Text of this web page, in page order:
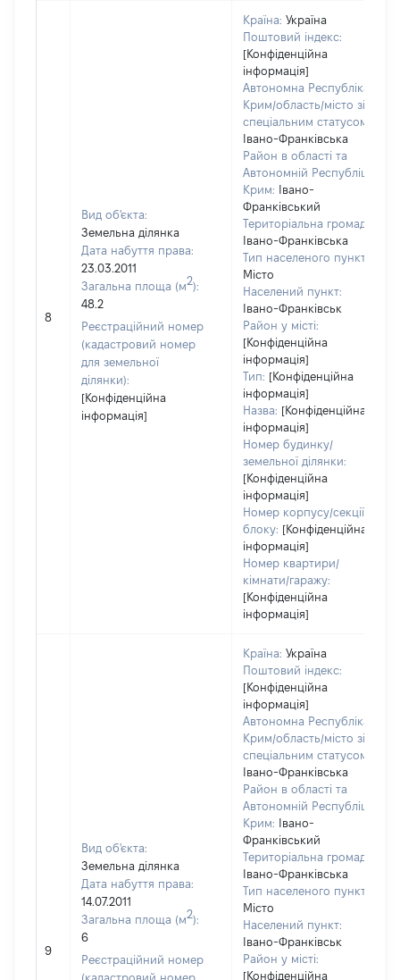
8
Вид об'єкта:
Земельна ділянка
Дата набуття права:
23.03.2011
Загальна площа (м2):
48.2
Реєстраційний номер
(кадастровий номер
для земельної
ділянки):
[Конфіденційна
інформація]
Країна: Україна
Поштовий індекс:
[Конфіденційна
інформація]
Автономна Республіка
Крим/область/місто зі
спеціальним статусом:
Івано-Франківська
Район в області та
Автономній Республіці
Крим:
Івано-
Франківський
Територіальна громада:
Івано-Франківська
Тип населеного пункту:
Місто
Населений пункт:
Івано-Франківськ
Район у місті:
[Конфіденційна
інформація]
Тип: [Конфіденційна
інформація]
Назва: [Конфіденційна
інформація]
Номер будинку/
земельної ділянки:
[Конфіденційна
інформація]
Номер корпусу/секції/
блоку: [Конфіденційна
інформація]
Номер квартири/
кімнати/гаражу:
[Конфіденційна
інформація]
9
Вид об'єкта:
Земельна ділянка
Дата набуття права:
14.07.2011
Загальна площа (м2):
6
Реєстраційний номер
(кадастровий номер
Країна: Україна
Поштовий індекс:
[Конфіденційна
інформація]
Автономна Республіка
Крим/область/місто зі
спеціальним статусом:
Івано-Франківська
Район в області та
Автономній Республіці
Крим:
Івано-
Франківський
Територіальна громада:
Івано-Франківська
Тип населеного пункту:
Місто
Населений пункт:
Івано-Франківськ
Район у місті:
[Конфіденційна